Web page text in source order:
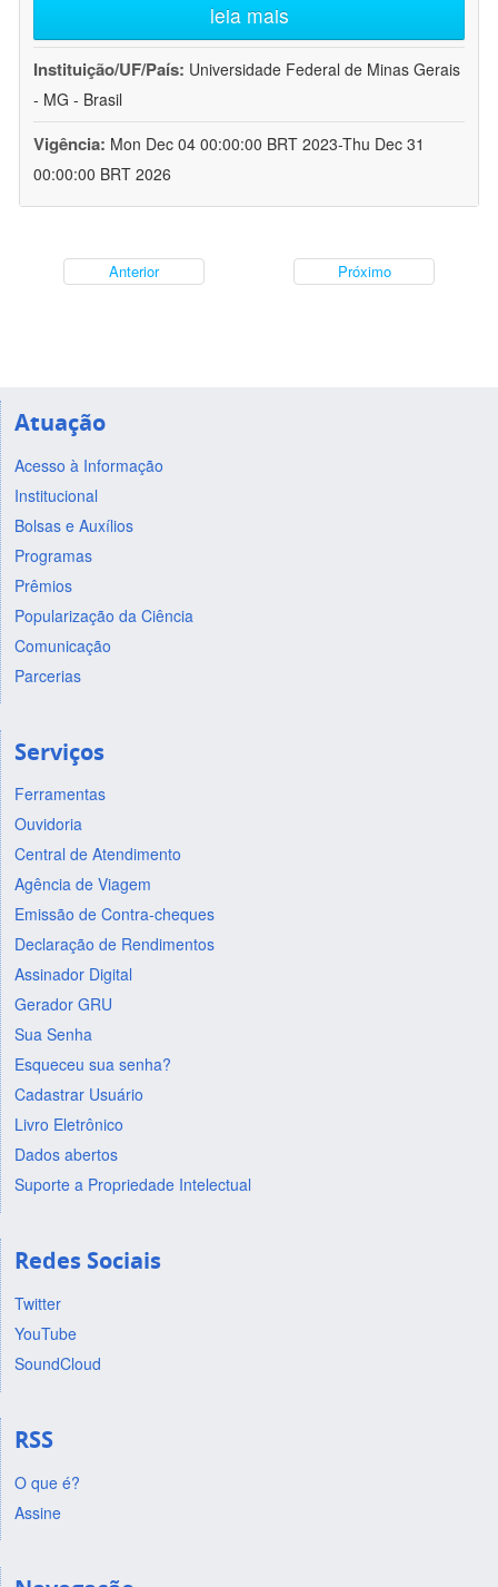
leia mais
Instituição/UF/País: Universidade Federal de Minas Gerais
- MG - Brasil
Vigência: Mon Dec 04 00:00:00 BRT 2023-Thu Dec 31
00:00:00 BRT 2026
Anterior Próximo
Atuação
Acesso à Informação
Institucional
Bolsas e Auxílios
Programas
Prêmios
Popularização da Ciência
Comunicação
Parcerias
Serviços
Ferramentas
Ouvidoria
Central de Atendimento
Agência de Viagem
Emissão de Contra-cheques
Declaração de Rendimentos
Assinador Digital
Gerador GRU
Sua Senha
Esqueceu sua senha?
Cadastrar Usuário
Livro Eletrônico
Dados abertos
Suporte a Propriedade Intelectual
Redes Sociais
Twitter
YouTube
SoundCloud
RSS
O que é?
Assine